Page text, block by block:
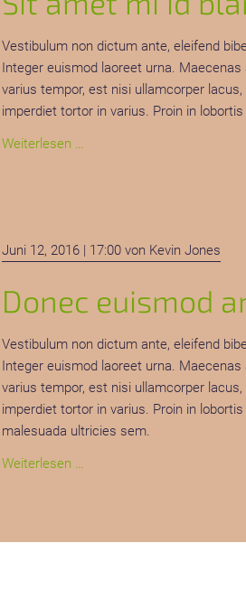
Vestibulum non dictum ante, eleifend
Integer euismod laoreet urna.
varius tempor, est nisi ullamcorper
imperdiet tortor in varius. Proin in lobortis
Weiterlesen …
Juni 12, 2016 | 17:00von Kevin Jones
Donec euismod
Vestibulum non dictum ante, eleifend
Integer euismod laoreet urna.
varius tempor, est nisi ullamcorper
imperdiet tortor in varius. Proin in
malesuada ultricies sem.
Weiterlesen …